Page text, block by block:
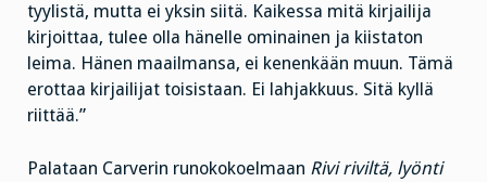
tyylistä, mutta ei yksin siitä. Kaikessa mitä kirjailija
kirjoittaa, tulee olla hänelle ominainen ja kiistaton
leima. Hänen maailmansa, ei kenenkään muun. Tämä
erottaa kirjailijat toisistaan. Ei lahjakkuus. Sitä kyllä
riittää.”
Palataan Carverin runokokoelmaan Rivi riviltä, lyönti